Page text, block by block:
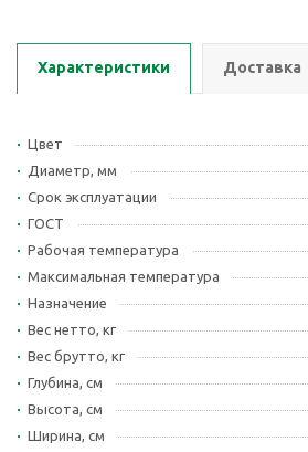
Характеристики Доставка
Цвет
Диаметр, мм
Срок эксплуатации
ГОСТ
Рабочая температура
Максимальная температура
Назначение
Вес нетто, кг
Вес брутто, кг
Глубина, см
Высота, см
Ширина, см